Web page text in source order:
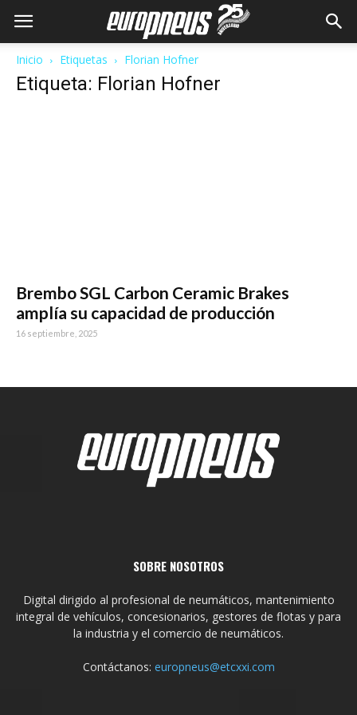
Inicio Etiquetas Florian Hofner
Etiqueta: Florian Hofner
Brembo SGL Carbon Ceramic Brakes
amplía su capacidad de producción
16 septiembre, 2025
SOBRE NOSOTROS
Digital dirigido al profesional de neumáticos, mantenimiento
integral de vehículos, concesionarios, gestores de flotas y para
la industria y el comercio de neumáticos.
Contáctanos: europneus@etcxxi.com